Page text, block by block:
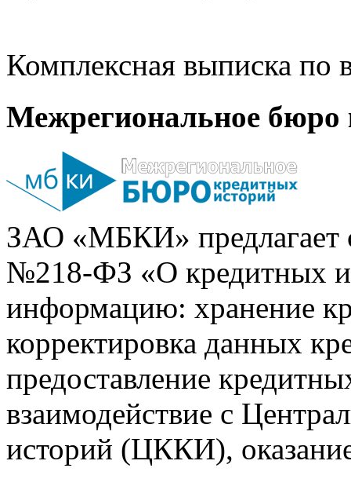
Комплексная выписка
Межрегиональное бюро
ЗАО «МБКИ» предлагает
№218-ФЗ «О кредитных
информацию: хранение
корректировка данных
предоставление
взаимодействие с
историй (ЦККИ),